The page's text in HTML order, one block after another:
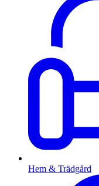
Hem & Trädgård